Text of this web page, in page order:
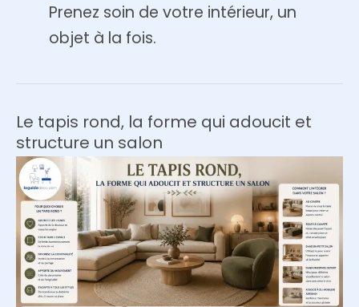
Prenez soin de votre intérieur, un
objet à la fois.
Le tapis rond, la forme qui adoucit et
structure un salon